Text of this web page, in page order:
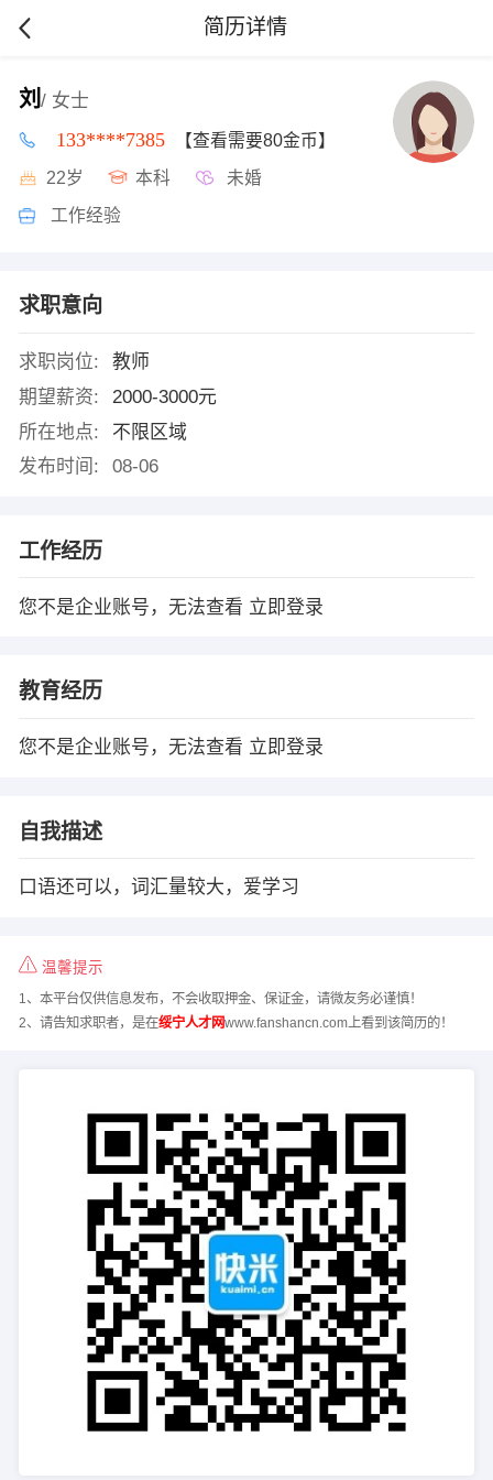
简历详情
刘 / 女士
133****7385 【查看需要80金币】
22岁 本科 未婚
工作经验
求职意向
求职岗位:
教师
期望薪资:
2000-3000元
所在地点:
不限区域
发布时间:
08-06
工作经历
您不是企业账号，无法查看 立即登录
教育经历
您不是企业账号，无法查看 立即登录
自我描述
口语还可以，词汇量较大，爱学习
温馨提示
1、本平台仅供信息发布，不会收取押金、保证金，请微友务必谨慎！
2、请告知求职者，是在绥宁人才网www.fanshancn.com上看到该简历的！